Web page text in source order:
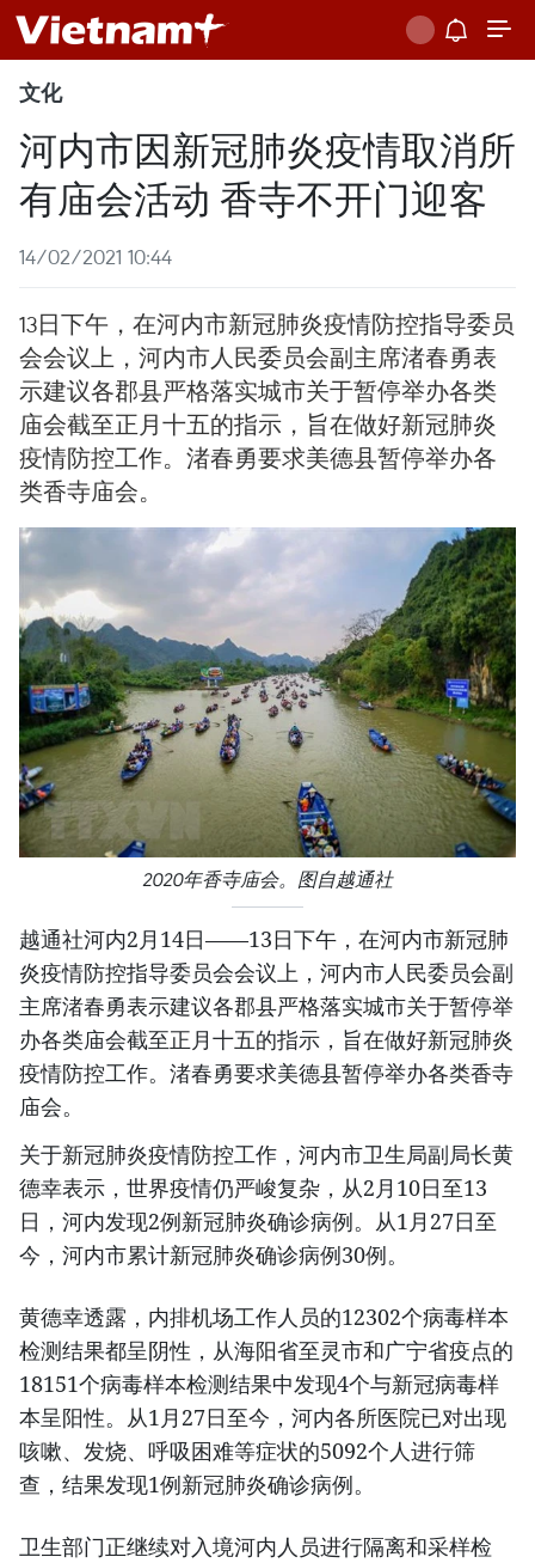
文化
河内市因新冠肺炎疫情取消所
有庙会活动 香寺不开门迎客
14/02/2021 10:44
13日下午，在河内市新冠肺炎疫情防控指导委员
会会议上，河内市人民委员会副主席渚春勇表
示建议各郡县严格落实城市关于暂停举办各类
庙会截至正月十五的指示，旨在做好新冠肺炎
疫情防控工作。渚春勇要求美德县暂停举办各
类香寺庙会。
2020年香寺庙会。图自越通社
越通社河内2月14日——13日下午，在河内市新冠肺
炎疫情防控指导委员会会议上，河内市人民委员会副
主席渚春勇表示建议各郡县严格落实城市关于暂停举
办各类庙会截至正月十五的指示，旨在做好新冠肺炎
疫情防控工作。渚春勇要求美德县暂停举办各类香寺
庙会。
关于新冠肺炎疫情防控工作，河内市卫生局副局长黄
德幸表示，世界疫情仍严峻复杂，从2月10日至13
日，河内发现2例新冠肺炎确诊病例。从1月27日至
今，河内市累计新冠肺炎确诊病例30例。
黄德幸透露，内排机场工作人员的12302个病毒样本
检测结果都呈阴性，从海阳省至灵市和广宁省疫点的
18151个病毒样本检测结果中发现4个与新冠病毒样
本呈阳性。从1月27日至今，河内各所医院已对出现
咳嗽、发烧、呼吸困难等症状的5092个人进行筛
查，结果发现1例新冠肺炎确诊病例。
卫生部门正继续对入境河内人员进行隔离和采样检